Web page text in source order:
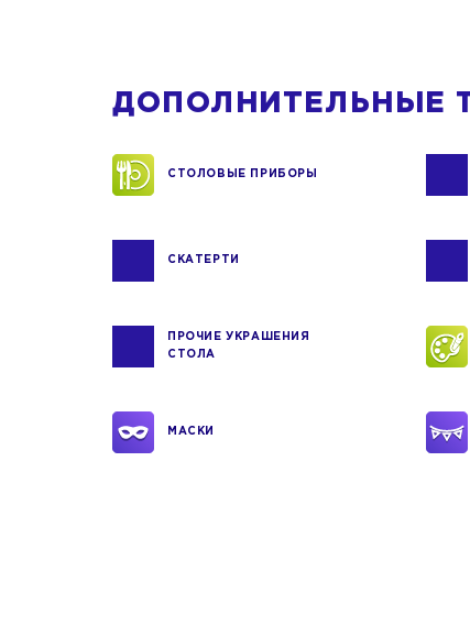
ДОПОЛНИТЕЛЬНЫЕ
СТОЛОВЫЕ ПРИБОРЫ
СКАТЕРТИ
ПРОЧИЕ УКРАШЕНИЯ
СТОЛА
МАСКИ